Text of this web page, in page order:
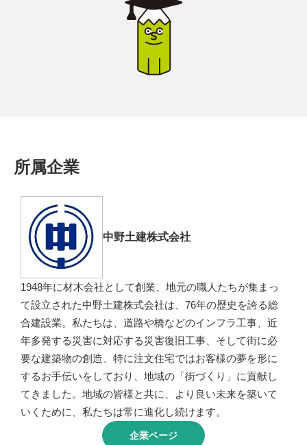
所属企業
中野土建株式会社
1948年に材木会社として創業、地元の職人たちが集まっ
て設立された中野土建株式会社は、76年の歴史を誇る総
合建設業。私たちは、道路や橋などのインフラ工事、近
年多発する災害に対応する災害復旧工事、そして街に必
要な建築物の創造、特に注文住宅ではお客様の夢を形に
するお手伝いをしており、地域の「街づくり」に貢献し
てきました。地域の皆様と共に、より良い未来を築いて
いくために、私たちは常に進化し続けます。
企業ページ